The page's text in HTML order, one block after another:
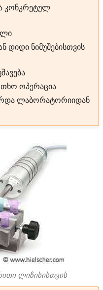
კონკრეტულ
დიდი ნიმუშებისთვის
ოპერაცია
ლაბორატორიიდან
ლიზისისთვის